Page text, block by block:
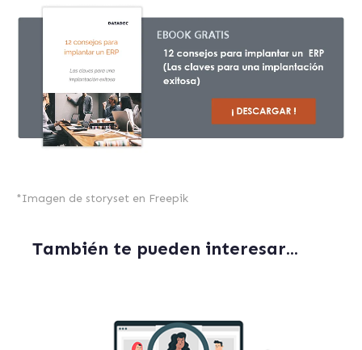
*Imagen de storyset en Freepik
También te pueden interesar...